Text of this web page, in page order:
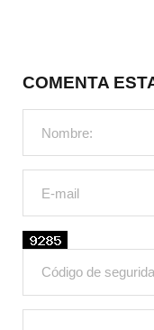
COMENTA